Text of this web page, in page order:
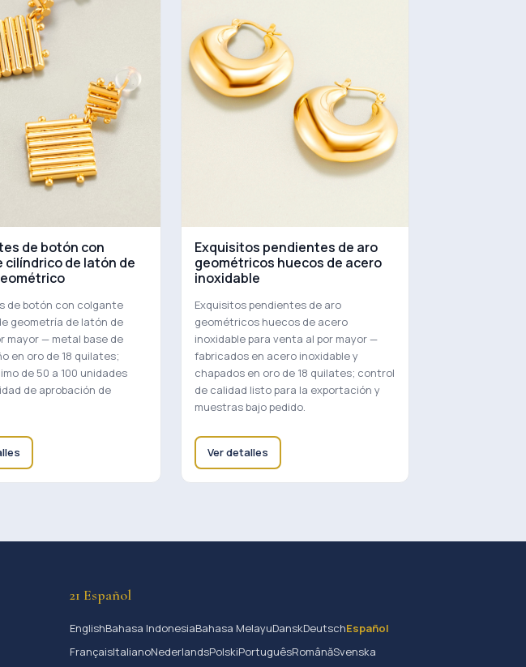
de botón con
cilíndrico de latón de
de botón con colgante
geometría de latón de
mayor — metal base de
en oro de 18 quilates;
de 50 a 100 unidades
de aprobación de
Exquisitos pendientes de aro
geométricos huecos de acero
inoxidable
Exquisitos pendientes de aro
geométricos huecos de acero
inoxidable para venta al por mayor —
fabricados en acero inoxidable y
chapados en oro de 18 quilates; control
de calidad listo para la exportación y
muestras bajo pedido.
Ver detalles
21 Español
EnglishBahasa IndonesiaBahasa MelayuDanskDeutschEspañol
FrançaisItalianoNederlandsPolskiPortuguêsRomânăSvenska